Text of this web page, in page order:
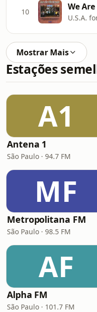
10 We
U.S.A.
Mostrar Mais
Estações
A1
Antena 1
São Paulo · 94.7 FM
MF
Metropolitana FM
São Paulo · 98.5 FM
AF
Alpha FM
São Paulo · 101.7 FM